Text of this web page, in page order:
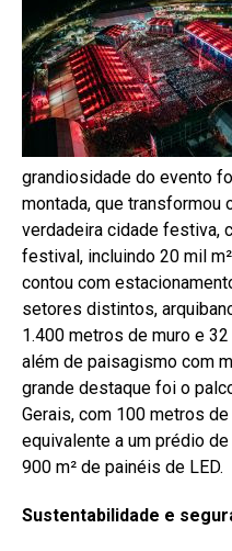
grandiosidade do evento
montada, que transformou
verdadeira cidade festiva,
festival, incluindo 20 mil
contou com
setores distintos,
1.400 metros de muro e
além de paisagismo com
grande destaque foi o
Gerais, com 100 metros
equivalente a um prédio
900 m² de painéis de LED.
Sustentabilidade e